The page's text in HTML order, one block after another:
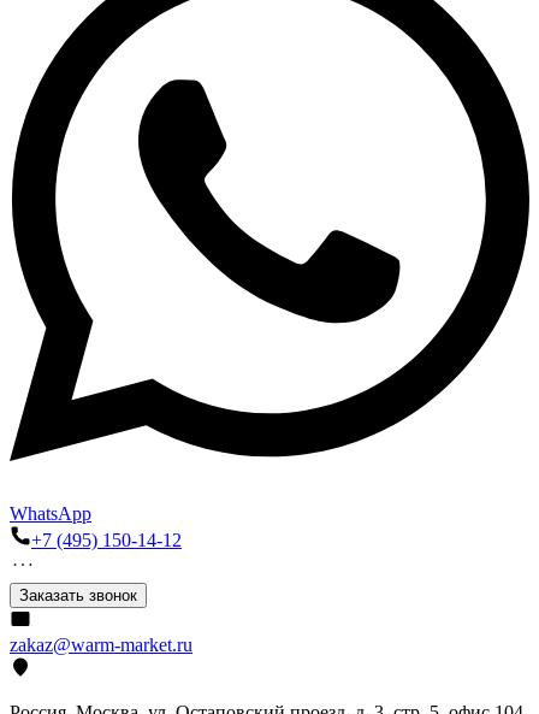
WhatsApp
+7 (495) 150-14-12
Заказать звонок
zakaz@warm-market.ru